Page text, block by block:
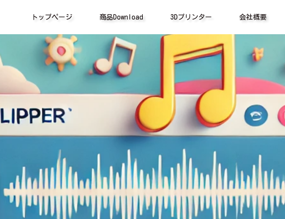
トップページ 商品Download 3Dプリンター 会社概要